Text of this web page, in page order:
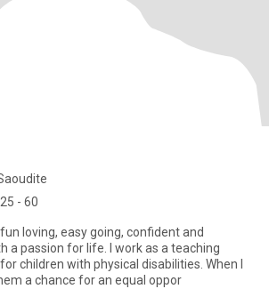
- 60
life. I work as a teaching
children with physical disabilities. When I
a chance for an equal oppor